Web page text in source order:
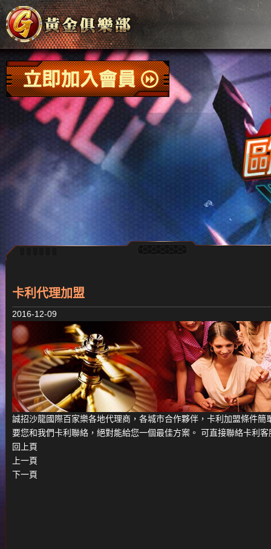
卡利代理加盟
2016-12-09
誠招沙龍國際百家樂各地代理商，各城市合作夥伴， 卡利 加盟條件簡
要您和我們卡利 聯絡，絕對能給您一個最佳方案。 可直接聯絡卡利 客
回上頁
上一頁
下一頁